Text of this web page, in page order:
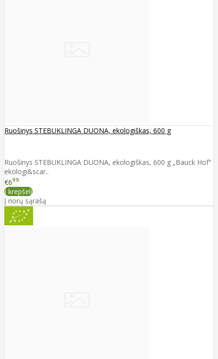
Ruošinys STEBUKLINGA DUONA, ekologiškas, 600 g
Ruošinys STEBUKLINGA DUONA, ekologiškas, 600 g „Bauck Hof“
ekologi&scar..
€699
Į krepšelį
Į norų sąrašą